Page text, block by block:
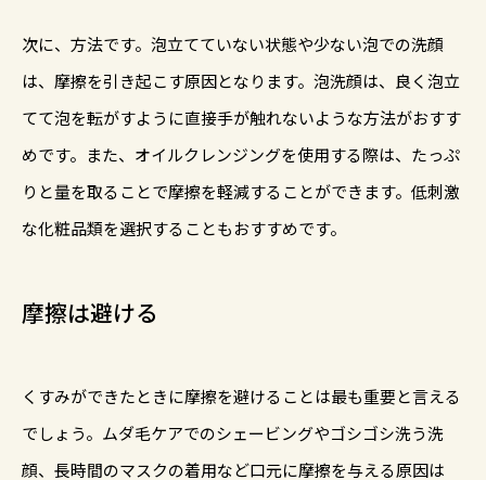
次に、方法です。泡立てていない状態や少ない泡での洗顔
は、摩擦を引き起こす原因となります。泡洗顔は、良く泡立
てて泡を転がすように直接手が触れないような方法がおすす
めです。また、オイルクレンジングを使用する際は、たっぷ
りと量を取ることで摩擦を軽減することができます。低刺激
な化粧品類を選択することもおすすめです。
摩擦は避ける
くすみができたときに摩擦を避けることは最も重要と言える
でしょう。ムダ毛ケアでのシェービングやゴシゴシ洗う洗
顔、長時間のマスクの着用など口元に摩擦を与える原因は